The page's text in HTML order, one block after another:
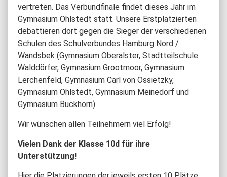
vertreten. Das Verbundfinale findet dieses Jahr im
Gymnasium Ohlstedt statt. Unsere Erstplatzierten
debattieren dort gegen die Sieger der verschiedenen
Schulen des Schulverbundes Hamburg Nord /
Wandsbek (Gymnasium Oberalster, Stadtteilschule
Walddörfer, Gymnasium Grootmoor, Gymnasium
Lerchenfeld, Gymnasium Carl von Ossietzky,
Gymnasium Ohlstedt, Gymnasium Meinedorf und
Gymnasium Buckhorn).
Wir wünschen allen Teilnehmern viel Erfolg!
Vielen Dank der Klasse 10d für ihre
Unterstützung!